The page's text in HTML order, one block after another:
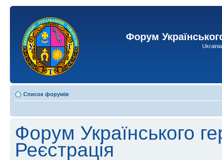
Форум
Список форумів
Форум Українського
Реєстрація